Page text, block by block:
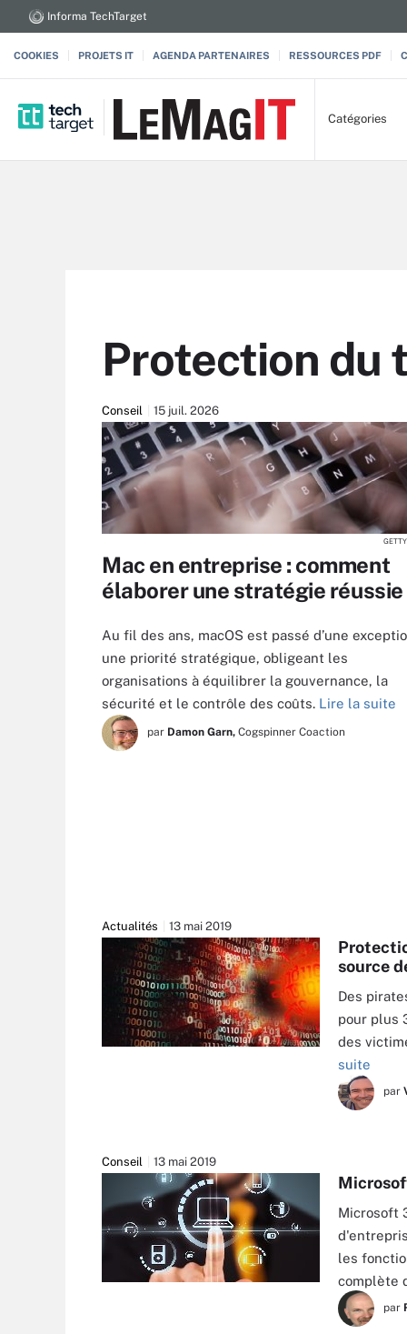
Informa TechTarget
COOKIES PROJETS IT AGENDA PARTENAIRES RESSOURCES PDF
Catégories
Protection du
Conseil 15 juil. 2026
Mac en entreprise : comment
élaborer une stratégie réussie
Au fil des ans, macOS est passé d’une
une priorité stratégique, obligeant les
organisations à équilibrer la gouvernance, la
sécurité et le contrôle des coûts. Lire la suite
par Damon Garn, Cogspinner Coaction
Actualités 13 mai 2019
source
Des
pour plus
des
suite
par
Conseil 13 mai 2019
Microsoft
les
complète
par